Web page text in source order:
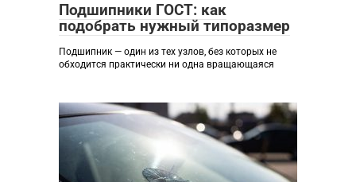
Подшипники ГОСТ: как
подобрать нужный типоразмер
Подшипник — один из тех узлов, без которых не
обходится практически ни одна вращающаяся